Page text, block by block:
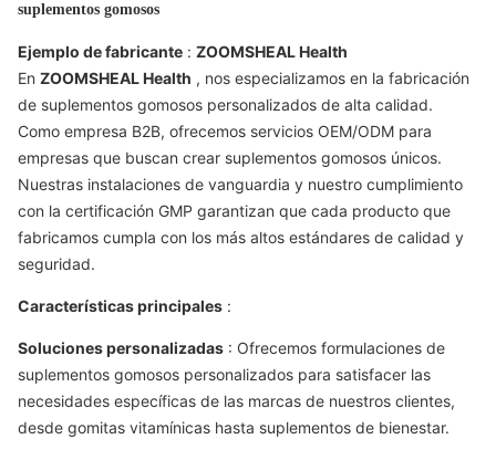
suplementos gomosos
Ejemplo de fabricante : ZOOMSHEAL Health
En ZOOMSHEAL Health , nos especializamos en la fabricación
de suplementos gomosos personalizados de alta calidad.
Como empresa B2B, ofrecemos servicios OEM/ODM para
empresas que buscan crear suplementos gomosos únicos.
Nuestras instalaciones de vanguardia y nuestro cumplimiento
con la certificación GMP garantizan que cada producto que
fabricamos cumpla con los más altos estándares de calidad y
seguridad.
Características principales :
Soluciones personalizadas : Ofrecemos formulaciones de
suplementos gomosos personalizados para satisfacer las
necesidades específicas de las marcas de nuestros clientes,
desde gomitas vitamínicas hasta suplementos de bienestar.